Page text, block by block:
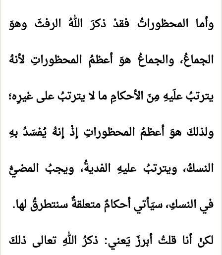
وأما المحظوراتُ فقدْ ذكرَ اللهُ الرفثَ وهوَ
الجماعُ، والجماعُ هوَ أعظمُ المحظوراتِ لأنهُ
يترتبُ علَيهِ مِنَ الأحكامِ ما لا يترتبُ على غيرِه؛
ولذلكَ هوَ أعظمُ المحظوراتِ إذْ إنهُ يُفسَدُ بهِ
النسكُ، ويترتبُ عليهِ الفديةُ، ويجبُ المضيُّ
في النسكِ، سيَأتي أحكامٌ متعلقةٌ سنتطرقُ لها.
لكنْ أنا قلتُ أبرزَ يَعني: ذكرُ اللهِ تعالى ذلكَ